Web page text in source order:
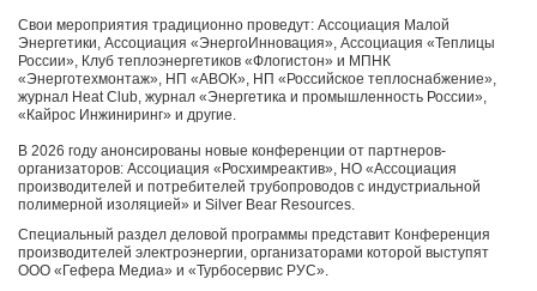
Свои мероприятия традиционно проведут: Ассоциация Малой
Энергетики, Ассоциация «ЭнергоИнновация», Ассоциация «Теплицы
России», Клуб теплоэнергетиков «Флогистон» и МПНК
«Энерготехмонтаж», НП «АВОК», НП «Российское теплоснабжение»,
журнал Heat Club, журнал «Энергетика и промышленность России»,
«Кайрос Инжиниринг» и другие.
В 2026 году анонсированы новые конференции от партнеров-
организаторов: Ассоциация «Росхимреактив», НО «Ассоциация
производителей и потребителей трубопроводов с индустриальной
полимерной изоляцией» и Silver Bear Resources.
Специальный раздел деловой программы представит Конференция
производителей электроэнергии, организаторами которой выступят
ООО «Гефера Медиа» и «Турбосервис РУС».